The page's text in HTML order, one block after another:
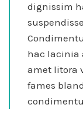
dignissim
hac lacinia
amet litora
fames